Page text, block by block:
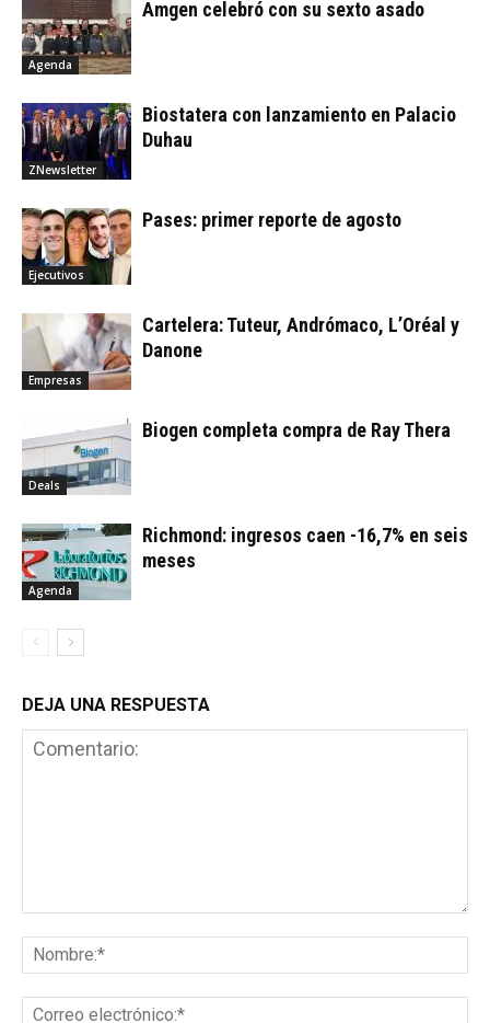
Agenda
Amgen celebró con su sexto asado
ZNewsletter
Biostatera con lanzamiento en Palacio
Duhau
Ejecutivos
Pases: primer reporte de agosto
Empresas
Cartelera: Tuteur, Andrómaco, L’Oréal y
Danone
Deals
Biogen completa compra de Ray Thera
Agenda
Richmond: ingresos caen -16,7% en seis
meses
DEJA UNA RESPUESTA